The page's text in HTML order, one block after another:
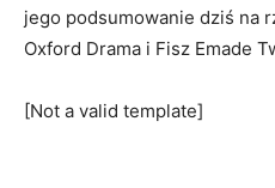
jego podsumowanie dziś na
Oxford Drama i Fisz Emade
[Not a valid template]